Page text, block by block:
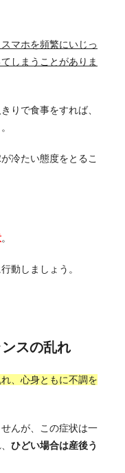
マホを頻繁にいじっ
しまうことがありま
りで食事をすれば、
冷たい態度をとるこ
。
動しましょう。
スの乱れ
、心身ともに不調を
んが、この症状は一
ひどい場合は産後う